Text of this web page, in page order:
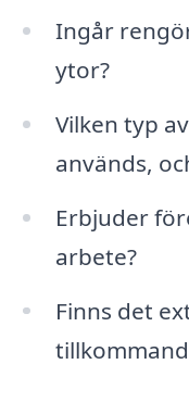
Ingår
ytor?
Vilken typ
används,
Erbjuder
arbete?
Finns det